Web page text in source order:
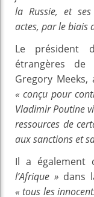
la Russie, et
actes, par le biais
Le président
étrangères de
Gregory
« conçu pour
Vladimir Poutine
ressources de
aux sanctions et
Il a également
l’Afrique »dans
« tous les